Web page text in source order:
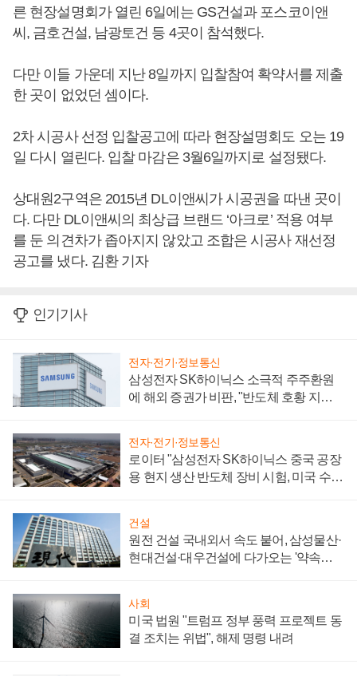
른 현장설명회가 열린 6일에는 GS건설과 포스코이앤
씨, 금호건설, 남광토건 등 4곳이 참석했다.
다만 이들 가운데 지난 8일까지 입찰참여 확약서를 제출
한 곳이 없었던 셈이다.
2차 시공사 선정 입찰공고에 따라 현장설명회도 오는 19
일 다시 열린다. 입찰 마감은 3월6일까지로 설정됐다.
상대원2구역은 2015년 DL이앤씨가 시공권을 따낸 곳이
다. 다만 DL이앤씨의 최상급 브랜드 ‘아크로’ 적용 여부
를 둔 의견차가 좁아지지 않았고 조합은 시공사 재선정
공고를 냈다. 김환 기자
인기기사
전자·전기·정보통신
삼성전자 SK하이닉스 소극적 주주환원
에 해외 증권가 비판, "반도체 호황 지속
전자·전기·정보통신
로이터 "삼성전자 SK하이닉스 중국 공장
용 현지 생산 반도체 장비 시험, 미국 수출
건설
원전 건설 국내외서 속도 붙어, 삼성물산·
현대건설·대우건설에 다가오는 '약속의
사회
미국 법원 "트럼프 정부 풍력 프로젝트 동
결 조치는 위법", 해제 명령 내려